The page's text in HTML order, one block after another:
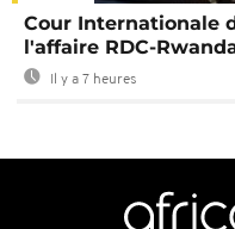
Cour Internationale
l'affaire RDC-
Il y a 7 heures